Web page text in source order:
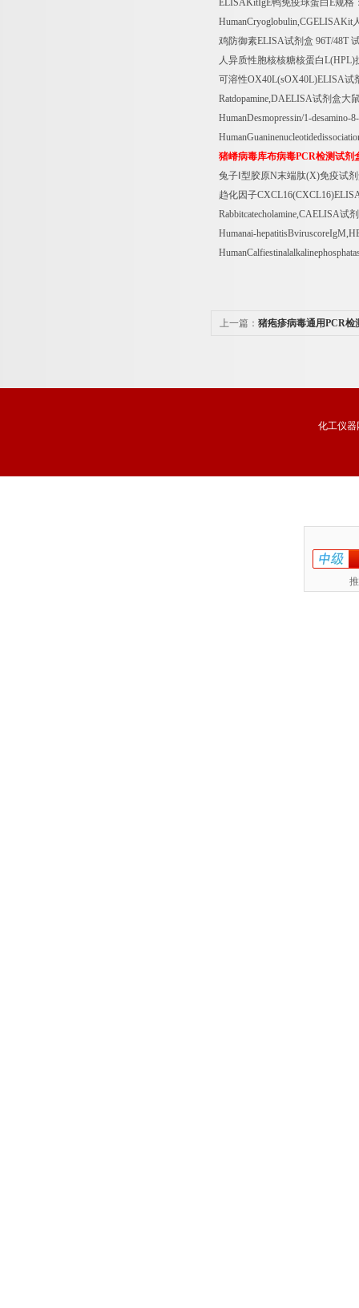
ELISAKitIgE鸭免疫球蛋白 E规格
HumanCryoglobulin,CGELISAKit
鸡防御素ELISA试剂盒 96T/48T
人异质性胞核核糖核蛋白L(HPL)
可溶性OX40L(sOX40L)ELISA试
Ratdopamine,DAELISA试剂盒大
HumanDesmopressin/1-desamino-
猪嵴病毒库布病毒PCR检测试剂
兔子Ⅰ型胶原N末端肽(X)免疫试
趋化因子
Rabbitcatecholamine,CAELISA试
Humanai-
上一篇： 猪疱疹病毒通用PCR检
化工仪器